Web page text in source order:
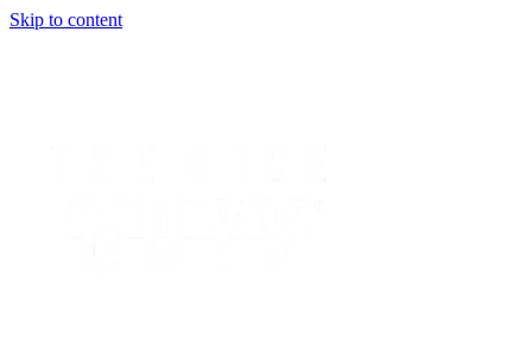
Skip to content